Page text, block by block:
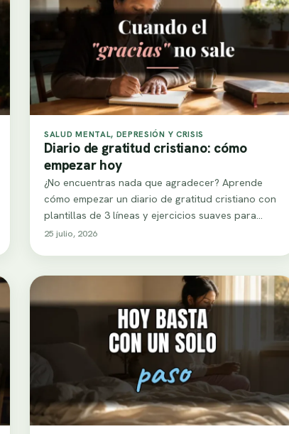
SALUD MENTAL, DEPRESIÓN Y CRISIS
Diario de gratitud cristiano: cómo
empezar hoy
¿No encuentras nada que agradecer? Aprende
cómo empezar un diario de gratitud cristiano con
plantillas de 3 líneas y ejercicios suaves para…
25 julio, 2026